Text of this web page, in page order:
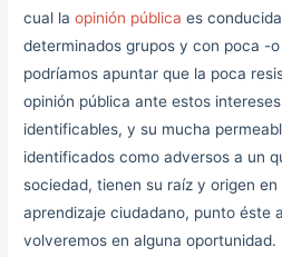
cual laopinión pública es
determinados grupos y con poca -
podríamos apuntar que la poca
opinión pública ante estos
identificables, y su mucha
identificados como adversos a un
sociedad, tienen su raíz y origen
aprendizaje ciudadano, punto éste
volveremos en alguna oportunidad.